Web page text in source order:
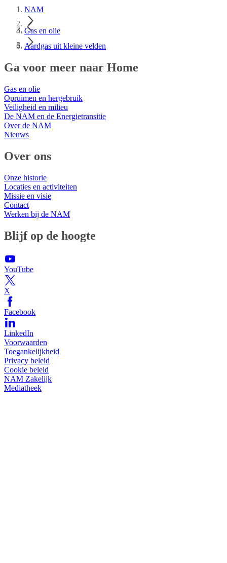
NAM
Gas en olie
Aardgas uit kleine velden
Ga voor meer naar Home
Gas en olie
Opruimen en hergebruik
Veiligheid en milieu
De NAM en de Energietransitie
Over de NAM
Nieuws
Over ons
Onze historie
Locaties en activiteiten
Missie en visie
Contact
Werken bij de NAM
Blijf op de hoogte
YouTube
X
Facebook
LinkedIn
Voorwaarden
Toegankelijkheid
Privacy beleid
Cookie beleid
NAM Zakelijk
Mediatheek